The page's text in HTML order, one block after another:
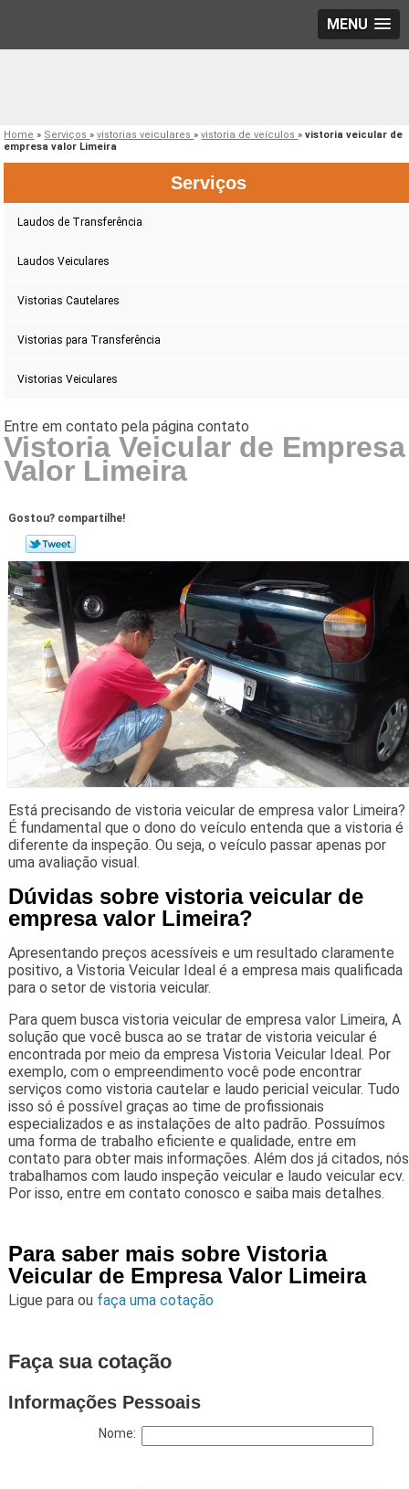
MENU
Home » Serviços»vistorias veiculares»vistoria de veículos»vistoria veicular de
empresa valor Limeira
Serviços
Laudos de Transferência
Laudos Veiculares
Vistorias Cautelares
Vistorias para Transferência
Vistorias Veiculares
Vistoria Veicular de Empresa
Valor Limeira
Gostou? compartilhe!
Está precisando de vistoria veicular de empresa valor Limeira?
É fundamental que o dono do veículo entenda que a vistoria é
diferente da inspeção. Ou seja, o veículo passar apenas por
uma avaliação visual.
Dúvidas sobre vistoria veicular de
empresa valor Limeira?
Apresentando preços acessíveis e um resultado claramente
positivo, a Vistoria Veicular Ideal é a empresa mais qualificada
para o setor de vistoria veicular.
Para quem busca vistoria veicular de empresa valor Limeira, A
solução que você busca ao se tratar de vistoria veicular é
encontrada por meio da empresa Vistoria Veicular Ideal. Por
exemplo, com o empreendimento você pode encontrar
serviços como vistoria cautelar e laudo pericial veicular. Tudo
isso só é possível graças ao time de profissionais
especializados e as instalações de alto padrão. Possuímos
uma forma de trabalho eficiente e qualidade, entre em
contato para obter mais informações. Além dos já citados, nós
trabalhamos com laudo inspeção veicular e laudo veicular ecv.
Por isso, entre em contato conosco e saiba mais detalhes.
Para saber mais sobre Vistoria
Veicular de Empresa Valor Limeira
Ligue para ou faça uma cotação
Faça sua cotação
Informações Pessoais
Nome: